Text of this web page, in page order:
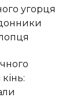
угорця